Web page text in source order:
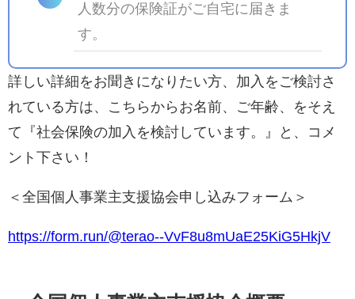
人数分の保険証がご自宅に届きま
す。
詳しい詳細をお聞きになりたい方、加入をご検討さ
れている方は、こちらからお名前、ご年齢、をそえ
て『社会保険の加入を検討しています。』と、コメ
ント下さい！
＜全国個人事業主支援協会申し込みフォーム＞
https://form.run/@terao--VvF8u8mUaE25KiG5HkjV